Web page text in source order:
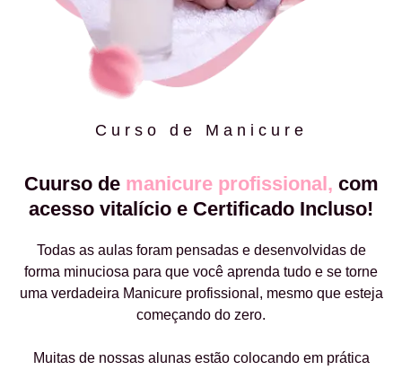
Curso de Manicure
Cuurso de manicure profissional, com
acesso vitalício e Certificado Incluso!
Todas as aulas foram pensadas e desenvolvidas de
forma minuciosa para que você aprenda tudo e se torne
uma verdadeira Manicure profissional, mesmo que esteja
começando do zero.
Muitas de nossas alunas estão colocando em prática